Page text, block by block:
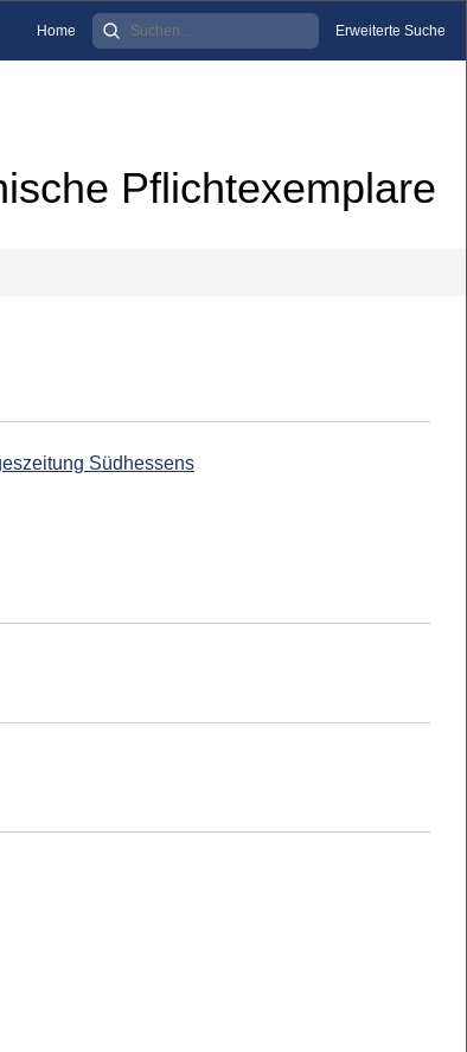
Home Erweiterte Suche
Pflichtexemplare
Südhessens